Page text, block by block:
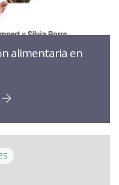
alimentaria en